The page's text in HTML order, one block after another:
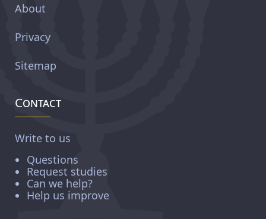
About
Privacy
Sitemap
Contact
Write to us
Questions
Request studies
Can we help?
Help us improve